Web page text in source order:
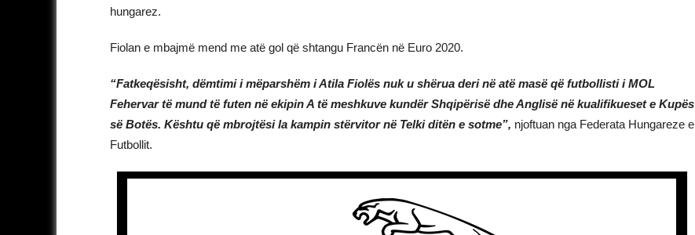
hungarez.
Fiolan e mbajmë mend me atë gol që shtangu Francën në Euro 2020.
“Fatkeqësisht, dëmtimi i mëparshëm i Atila Fiolës nuk u shërua deri në atë masë që futbollisti i MOL
Fehervar të mund të futen në ekipin A të meshkuve kundër Shqipërisë dhe Anglisë në kualifikueset e Kupës
së Botës. Kështu që mbrojtësi la kampin stërvitor në Telki ditën e sotme”, njoftuan nga Federata Hungareze e
Futbollit.